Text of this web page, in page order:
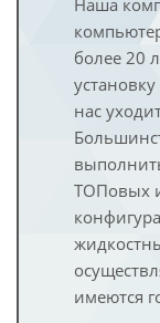
Наша
более 20
нас
ТОПовых
имеются